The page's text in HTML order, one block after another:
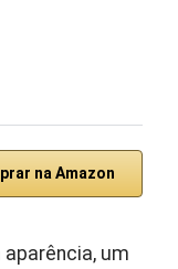
na Amazon
um